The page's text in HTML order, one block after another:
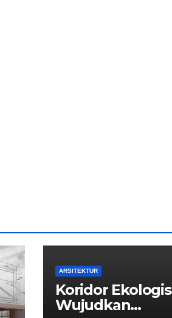
ARSITEKTUR
Koridor Ekologis
Wujudkan